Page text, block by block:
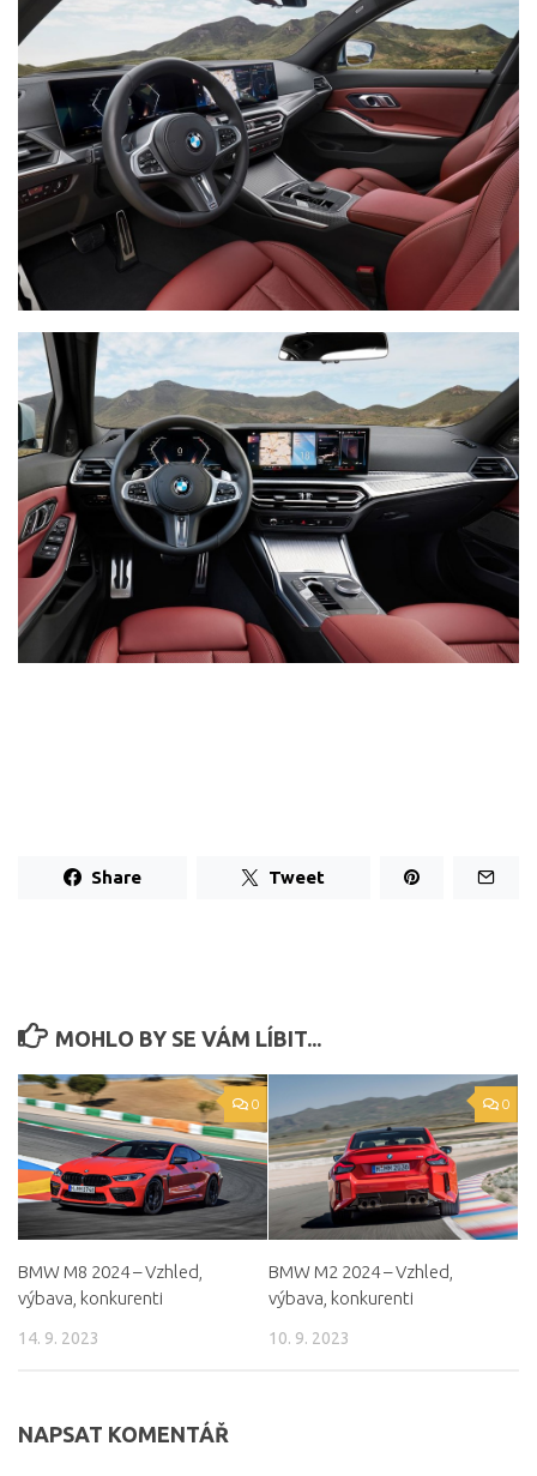
Share Tweet
MOHLO BY SE VÁM LÍBIT...
0
BMW M8 2024 – Vzhled,
výbava, konkurenti
14. 9. 2023
0
BMW M2 2024 – Vzhled,
výbava, konkurenti
10. 9. 2023
NAPSAT KOMENTÁŘ